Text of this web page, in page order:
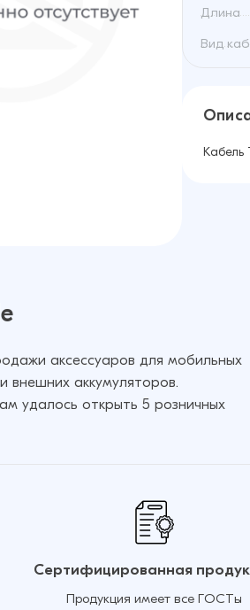
Длина
Вид
Кабель
аксессуаров для мобильных
внешних аккумуляторов.
удалось открыть 5 розничных
Сертифицированная
Продукция имеет все ГОСТы